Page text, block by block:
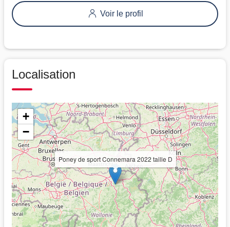
Voir le profil
Localisation
Poney de sport Connemara 2022 taille D
+
−